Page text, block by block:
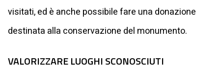
visitati, ed è anche possibile fare una donazione
destinata alla conservazione del monumento.
VALORIZZARE LUOGHI SCONOSCIUTI